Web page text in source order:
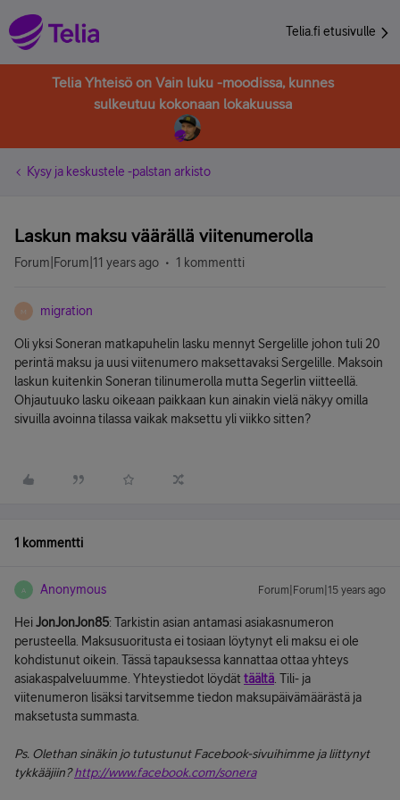
Telia.fi etusivulle
Telia Yhteisö on Vain luku -moodissa, kunnes
sulkeutuu kokonaan lokakuussa
Kysy ja keskustele -palstan arkisto
Laskun maksu väärällä viitenumerolla
Forum|Forum|11 years ago 1 kommentti
M migration
Oli yksi Soneran matkapuhelin lasku mennyt Sergelille johon tuli 20
perintä maksu ja uusi viitenumero maksettavaksi Sergelille. Maksoin
laskun kuitenkin Soneran tilinumerolla mutta Segerlin viitteellä.
Ohjautuuko lasku oikeaan paikkaan kun ainakin vielä näkyy omilla
sivuilla avoinna tilassa vaikak maksettu yli viikko sitten?
1 kommentti
A Anonymous Forum|Forum|15 years ago
HeiJonJonJon85: Tarkistin asian antamasi asiakasnumeron
perusteella. Maksusuoritusta ei tosiaan löytynyt eli maksu ei ole
kohdistunut oikein. Tässä tapauksessa kannattaa ottaa yhteys
asiakaspalveluumme. Yhteystiedot löydät täältä . Tili- ja
viitenumeron lisäksi tarvitsemme tiedon maksupäivämäärästä ja
maksetusta summasta.
Ps. Olethan sinäkin jo tutustunut Facebook-sivuihimme ja liittynyt
tykkääjiin?http://www.facebook.com/sonera